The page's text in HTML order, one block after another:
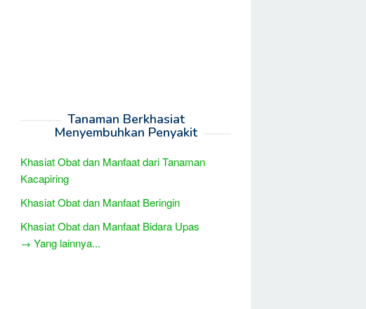
Tanaman Berkhasiat
Menyembuhkan Penyakit
Khasiat Obat dan Manfaat dari Tanaman
Kacapiring
Khasiat Obat dan Manfaat Beringin
Khasiat Obat dan Manfaat Bidara Upas
→ Yang lainnya...